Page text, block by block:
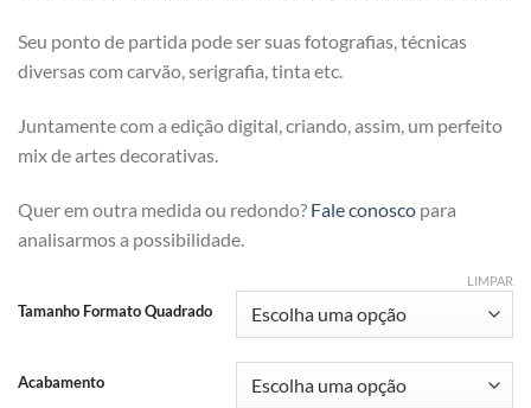
Seu ponto de partida pode ser suas fotografias, técnicas
diversas com carvão, serigrafia, tinta etc.
Juntamente com a edição digital, criando, assim, um perfeito
mix de artes decorativas.
Quer em outra medida ou redondo? Fale conosco para
analisarmos a possibilidade.
Tamanho Formato Quadrado
Acabamento
LIMPAR